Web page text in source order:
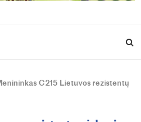
C215 Lietuvos rezistentų